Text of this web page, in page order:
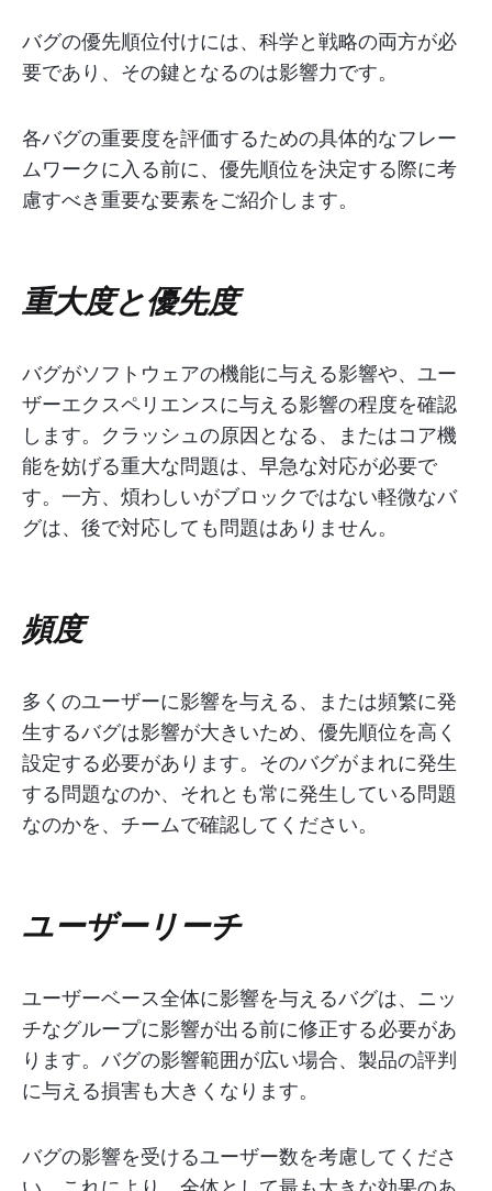
バグの優先順位付けには、科学と戦略の両方が必
要であり、その鍵となるのは影響力です。
各バグの重要度を評価するための具体的なフレー
ムワークに入る前に、優先順位を決定する際に考
慮すべき重要な要素をご紹介します。
重大度と優先度
バグがソフトウェアの機能に与える影響や、ユー
ザーエクスペリエンスに与える影響の程度を確認
します。クラッシュの原因となる、またはコア機
能を妨げる重大な問題は、早急な対応が必要で
す。一方、煩わしいがブロックではない軽微なバ
グは、後で対応しても問題はありません。
頻度
多くのユーザーに影響を与える、または頻繁に発
生するバグは影響が大きいため、優先順位を高く
設定する必要があります。そのバグがまれに発生
する問題なのか、それとも常に発生している問題
なのかを、チームで確認してください。
ユーザーリーチ
ユーザーベース全体に影響を与えるバグは、ニッ
チなグループに影響が出る前に修正する必要があ
ります。バグの影響範囲が広い場合、製品の評判
に与える損害も大きくなります。
バグの影響を受けるユーザー数を考慮してくださ